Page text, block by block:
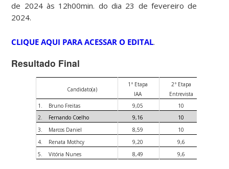
de 2024 às 12h00min. do dia 23 de fevereiro de
2024.
CLIQUE AQUI PARA ACESSAR O EDITAL.
Resultado Final
Candidato(a)
1ª Etapa
IAA
2ª Etapa
Entrevista
1. Bruno Freitas 9,05 10
2.
Fernando Coelho 9,16 10
3.
Marcos Daniel 8,59 10
4.
Renata Mothcy 9,20 9,6
5.
Vitória Nunes 8,49 9,6